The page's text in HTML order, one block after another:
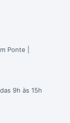
Ponte |
9h às 15h